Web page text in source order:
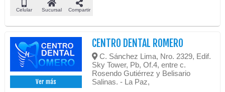
Celular Sucursal Compartir
Ver más
CENTRO DENTAL ROMERO
C. Sánchez Lima, Nro. 2329, Edif.
Sky Tower, Pb, Of.4, entre c.
Rosendo Gutiérrez y Belisario
Salinas. - La Paz,